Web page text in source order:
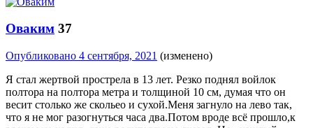
Оваким 37
Опубликовано 4 сентября, 2021 (изменено)
Я стал жертвой прострела в 13 лет. Резко поднял войлок
полтора на полтора метра и толщиной 10 см, думая что он
весит столько же скольео и сухой.Меня загнуло на лево так,
что я не мог разогнуться часа два.Потом вроде всё прошло,к